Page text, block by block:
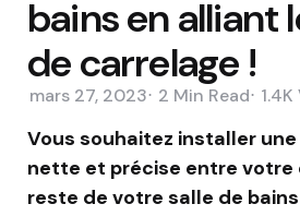
bains en alliant
de carrelage !
mars 27, 2023 2 Min Read 1.4K
Vous souhaitez installer
nette et précise entre votre
reste de votre salle de bains